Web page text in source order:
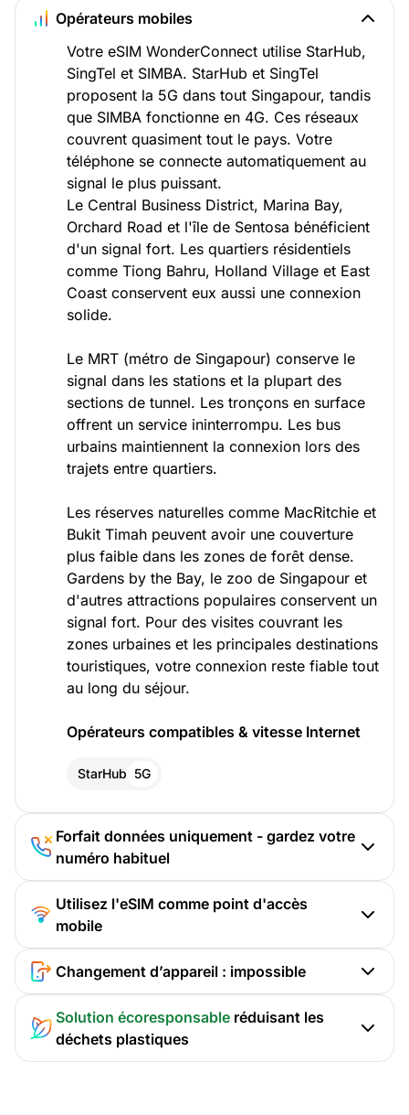
Opérateurs mobiles
Votre eSIM WonderConnect utilise StarHub,
SingTel et SIMBA. StarHub et SingTel
proposent la 5G dans tout Singapour, tandis
que SIMBA fonctionne en 4G. Ces réseaux
couvrent quasiment tout le pays. Votre
téléphone se connecte automatiquement au
signal le plus puissant.
Le Central Business District, Marina Bay,
Orchard Road et l'île de Sentosa bénéficient
d'un signal fort. Les quartiers résidentiels
comme Tiong Bahru, Holland Village et East
Coast conservent eux aussi une connexion
solide.
Le MRT (métro de Singapour) conserve le
signal dans les stations et la plupart des
sections de tunnel. Les tronçons en surface
offrent un service ininterrompu. Les bus
urbains maintiennent la connexion lors des
trajets entre quartiers.
Les réserves naturelles comme MacRitchie et
Bukit Timah peuvent avoir une couverture
plus faible dans les zones de forêt dense.
Gardens by the Bay, le zoo de Singapour et
d'autres attractions populaires conservent un
signal fort. Pour des visites couvrant les
zones urbaines et les principales destinations
touristiques, votre connexion reste fiable tout
au long du séjour.
Opérateurs compatibles & vitesse Internet
StarHub 5G
Forfait données uniquement - gardez votre
numéro habituel
Utilisez l'eSIM comme point d'accès
mobile
Changement d’appareil : impossible
Solution écoresponsable réduisant les
déchets plastiques